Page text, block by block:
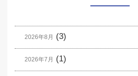
2026年8月 (3)
2026年7月 (1)